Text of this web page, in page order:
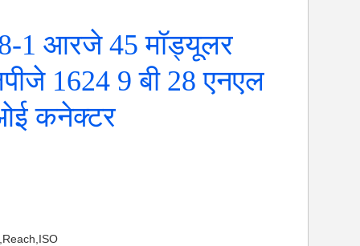
1 आरजे 45 मॉड्यूलर
1624 9 बी 28 एनएल
कनेक्टर